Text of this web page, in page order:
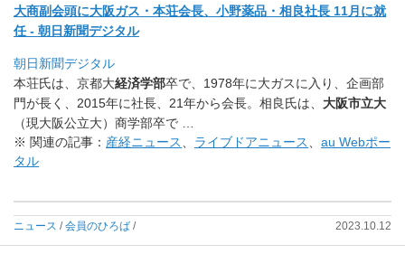
大商副会頭に大阪ガス・本荘会長、小野薬品・相良社長 11月に就
任 - 朝日新聞デジタル
朝日新聞デジタル
本荘氏は、京都大経済学部卒で、1978年に大ガスに入り、 企画部
門が長く、2015年に社長、21年から会長。相良氏は、 大阪市立大
（現大阪公立大）商学部卒で …
※ 関連の記事： 産経ニュース ライブドアニュース
au Webポー
タル
ニュース /会員のひろば / 2023.10.12